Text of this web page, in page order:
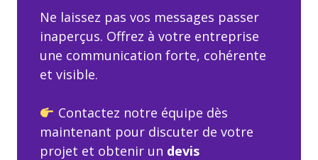
Ne laissez pas vos messages passer
inaperçus. Offrez à votre entreprise
une communication forte, cohérente
et visible.
Contactez notre équipe dès
maintenant pour discuter de votre
projet et obtenir un devis